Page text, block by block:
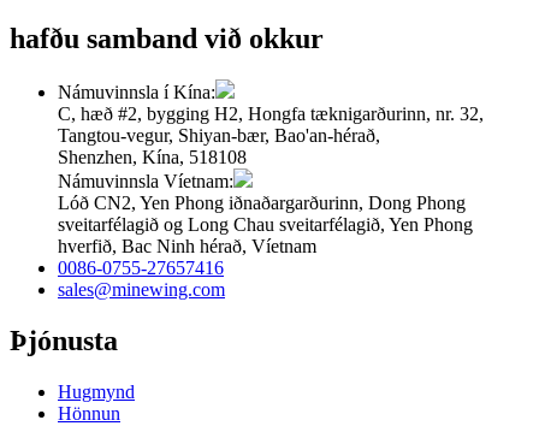
hafðu samband við okkur
Námuvinnsla í Kína:
C, hæð #2, bygging H2, Hongfa tæknigarðurinn, nr. 32,
Tangtou-vegur, Shiyan-bær, Bao'an-hérað,
Shenzhen, Kína, 518108
Námuvinnsla Víetnam:
Lóð CN2, Yen Phong iðnaðargarðurinn, Dong Phong
sveitarfélagið og Long Chau sveitarfélagið, Yen Phong
hverfið, Bac Ninh hérað, Víetnam
0086-0755-27657416
sales@minewing.com
Þjónusta
Hugmynd
Hönnun